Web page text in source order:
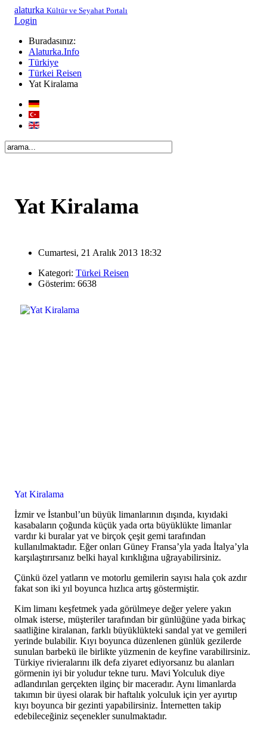
alaturka Kültür ve Seyahat Portalı
Login
Buradasınız:
Alaturka.Info
Türkiye
Türkei Reisen
Yat Kiralama
Yat Kiralama
Cumartesi, 21 Aralık 2013 18:32
Kategori: Türkei Reisen
Gösterim: 6638
Yat Kiralama
İzmir ve İstanbul’un büyük limanlarının dışında, kıyıdaki
kasabaların çoğunda küçük yada orta büyüklükte limanlar
vardır ki buralar yat ve birçok çeşit gemi tarafından
kullanılmaktadır. Eğer onları Güney Fransa’yla yada İtalya’yla
karşılaştırırsanız belki hayal kırıklığına uğrayabilirsiniz.
Çünkü özel yatların ve motorlu gemilerin sayısı hala çok azdır
fakat son iki yıl boyunca hızlıca artış göstermiştir.
Kim limanı keşfetmek yada görülmeye değer yelere yakın
olmak isterse, müşteriler tarafından bir günlüğüne yada birkaç
saatliğine kiralanan, farklı büyüklükteki sandal yat ve gemileri
yerinde bulabilir. Kıyı boyunca düzenlenen günlük gezilerde
sunulan barbekü ile birlikte yüzmenin de keyfine varabilirsiniz.
Türkiye rivieralarını ilk defa ziyaret ediyorsanız bu alanları
görmenin iyi bir yoludur tekne turu. Mavi Yolculuk diye
adlandırılan gerçekten ilginç bir maceradır. Aynı limanlarda
takımın bir üyesi olarak bir haftalık yolculuk için yer ayırtıp
kıyı boyunca bir gezinti yapabilirsiniz. İnternetten takip
edebileceğiniz seçenekler sunulmaktadır.